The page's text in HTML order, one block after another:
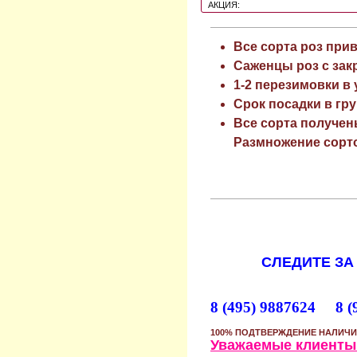
АКЦИЯ:
Все сорта роз
Саженцы роз с
1-2 перезимовки
Срок посадки в
Все сорта
Размножение
СЛЕДИТЕ
8 (495) 9887624 8
100% ПОДТВЕРЖДЕНИЕ
Уважаемые